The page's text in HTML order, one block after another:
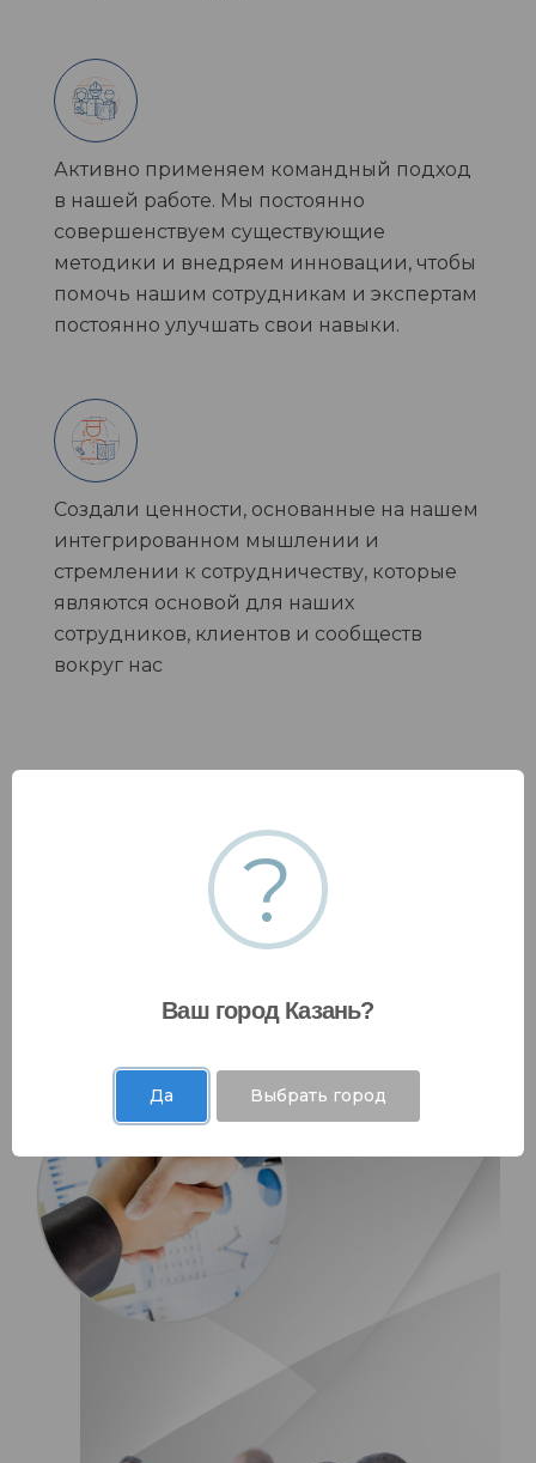
Активно применяем командный подход
в нашей работе. Мы постоянно
совершенствуем существующие
методики и внедряем инновации, чтобы
помочь нашим сотрудникам и экспертам
постоянно улучшать свои навыки.
Создали ценности, основанные на нашем
интегрированном мышлении и
стремлении к сотрудничеству, которые
являются основой для наших
сотрудников, клиентов и сообществ
вокруг нас
?
Ваш город Казань?
Да Выбрать город